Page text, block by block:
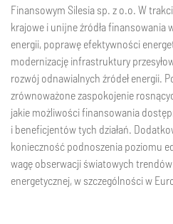
Finansowym Silesia sp. z o.o. W
krajowe i unijne źródła finansowania
energii, poprawę efektywności
modernizację infrastruktury
rozwój odnawialnych źródeł energii.
zrównoważone zaspokojenie
jakie możliwości finansowania
i beneficjentów tych działań.
konieczność podnoszenia poziomu
wagę obserwacji światowych
energetycznej, w szczególności w